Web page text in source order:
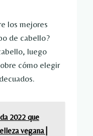
los mejores
de cabello?
luego
cómo elegir
2022 que
vegana |